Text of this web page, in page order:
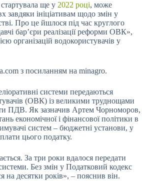
ще у 2022 році, може
ініціативам щодо змін у
Про це йшлося під час круглого
бар’єри реалізації реформи ОВК»,
організацій водокористувачів у
з посиланням на minagro.
системи передаються
(ОВК) із великими труднощами
ПДВ. Як зазначив Артем Чорноморов,
економічної і фінансової політики в
систем – бюджетні установи, у
цього податку.
За три роки вдалося передати
Без змін у Податковий кодекс
на десятки років», – пояснив він.